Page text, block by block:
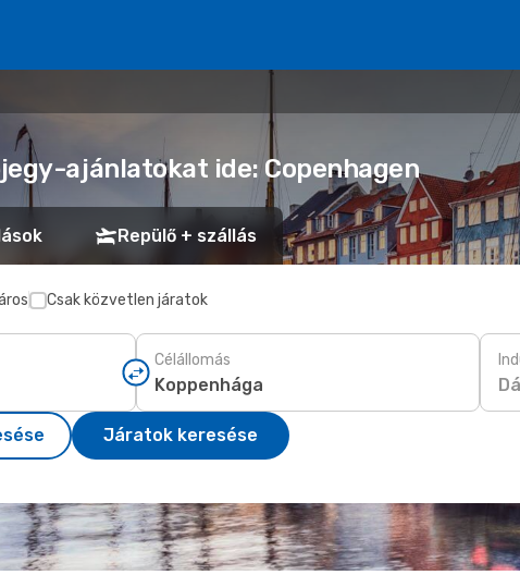
ajánlatokat ide: Copenhagen
Repülő + szállás
Csak közvetlen járatok
Célállomás
Járatok keresése